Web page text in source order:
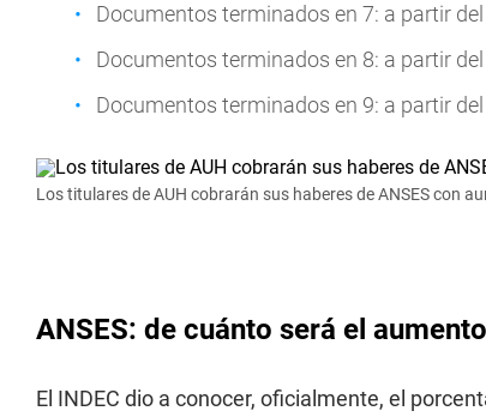
Documentos terminados en 7: a partir
Documentos terminados en 8: a partir
Documentos terminados en 9: a partir
Los titulares de AUH cobrarán sus haberes de ANSES con
ANSES: de cuánto será el
El INDEC dio a conocer, oficialmente, el